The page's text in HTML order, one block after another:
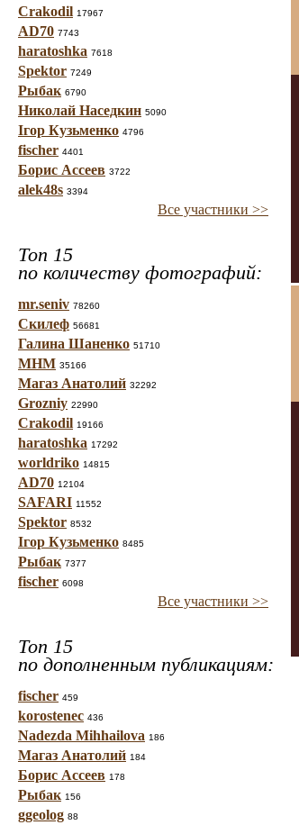
Crakodil 17967
AD70 7743
haratoshka 7618
Spektor 7249
Рыбак 6790
Николай Наседкин 5090
Ігор Кузьменко 4796
fischer 4401
Борис Ассеев 3722
alek48s 3394
Все участники >>
Топ 15
по количеству фотографий:
mr.seniv 78260
Скилеф 56681
Галина Шаненко 51710
МНМ 35166
Магаз Анатолий 32292
Grozniy 22990
Crakodil 19166
haratoshka 17292
worldriko 14815
AD70 12104
SAFARI 11552
Spektor 8532
Ігор Кузьменко 8485
Рыбак 7377
fischer 6098
Все участники >>
Топ 15
по дополненным публикациям:
fischer 459
korostenec 436
Nadezda Mihhailova 186
Магаз Анатолий 184
Борис Ассеев 178
Рыбак 156
ggeolog 88